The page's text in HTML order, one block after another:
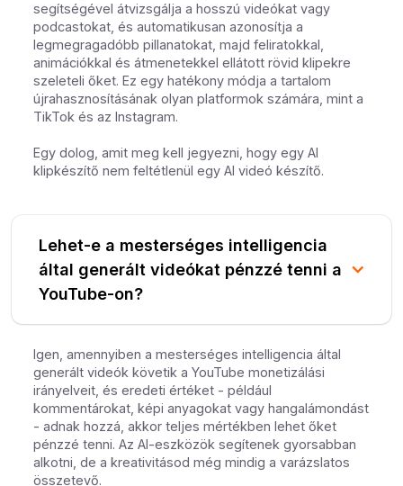
segítségével átvizsgálja a hosszú videókat vagy
podcastokat, és automatikusan azonosítja a
legmegragadóbb pillanatokat, majd feliratokkal,
animációkkal és átmenetekkel ellátott rövid klipekre
szeleteli őket. Ez egy hatékony módja a tartalom
újrahasznosításának olyan platformok számára, mint a
TikTok és az Instagram.
Egy dolog, amit meg kell jegyezni, hogy egy AI
klipkészítő nem feltétlenül egy AI videó készítő.
Lehet-e a mesterséges intelligencia
által generált videókat pénzzé tenni a
YouTube-on?
Igen, amennyiben a mesterséges intelligencia által
generált videók követik a YouTube monetizálási
irányelveit, és eredeti értéket - például
kommentárokat, képi anyagokat vagy hangalámondást
- adnak hozzá, akkor teljes mértékben lehet őket
pénzzé tenni. Az AI-eszközök segítenek gyorsabban
alkotni, de a kreativitásod még mindig a varázslatos
összetevő.